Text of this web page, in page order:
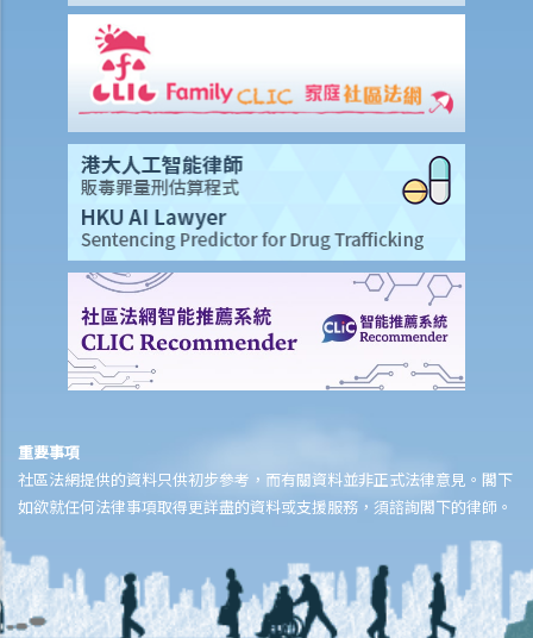
成年前（即年滿18歲前）死亡，他可否獲得所有保險金？
10. 受保人已失蹤了數年，其保單受益人可否向保險公司索取死亡賠
11. 在處理索償時，保險公司會否接受中醫發出的醫療報告 / 醫生紙？
12. 我在香港購買了一份保險，但在海外受了傷。我可否向保險公司提
出索償？
13. 十八歲以下的人可否購買人壽保險？
14. 如果我的保單已經失效，但我重新繳交保費以嘗試令保單「復
效」。我可否在這段期間向保險公司索償？
15. 我為同一項目（如住院或家居意外）購買了數份保險。我可否從所
有保單索取全數保額，或只可索取實際開支或損失？人壽保險的死亡賠
償會否有不同規定？
加這些計劃？
17. 法例規定強積金計劃的供款額或入息比例是多少？
險或其他投資工具？
B. 醫療保險
重要事項
社區法網提供的資料只供初步參考，而有關資料並非正式法律意見。閣下
如欲就任何法律事項取得更詳盡的資料或支援服務，須諮詢閣下的律師。